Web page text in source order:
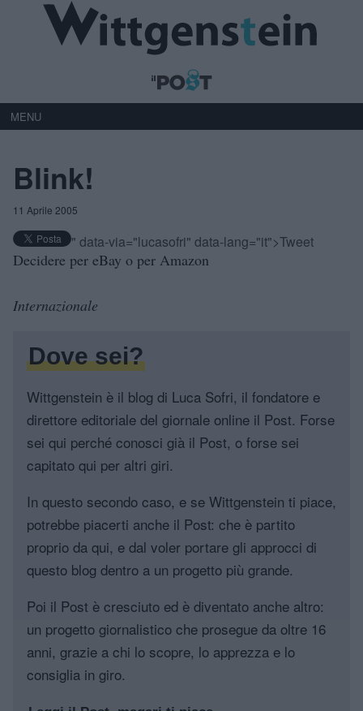
MENU
Blink!
11 Aprile 2005
" data-via="lucasofri" data-lang="it">Tweet
Decidere per eBay o per Amazon
Internazionale
Dove sei?
Wittgenstein è il blog di Luca Sofri, il fondatore e
direttore editoriale del giornale online il Post. Forse
sei qui perché conosci già il Post, o forse sei
capitato qui per altri giri.
In questo secondo caso, e se Wittgenstein ti piace,
potrebbe piacerti anche il Post: che è partito
proprio da qui, e dal voler portare gli approcci di
questo blog dentro a un progetto più grande.
Poi il Post è cresciuto ed è diventato anche altro:
un progetto giornalistico che prosegue da oltre 16
anni, grazie a chi lo scopre, lo apprezza e lo
consiglia in giro.